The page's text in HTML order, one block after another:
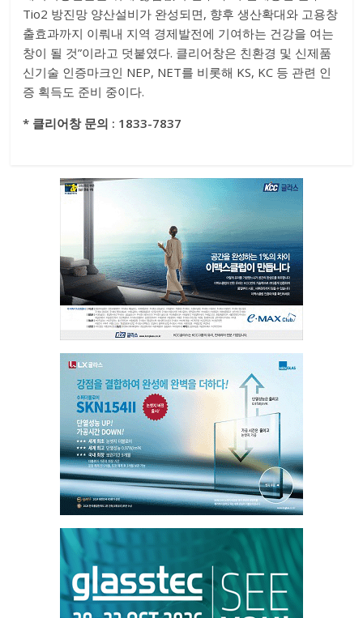
Tio2 방진망 양산설비가 완성되면, 향후 생산확대와 고용창
출효과까지 이뤄내 지역 경제발전에 기여하는 건강을 여는
창이 될 것”이라고 덧붙였다. 클리어창은 친환경 및 신제품
신기술 인증마크인 NEP, NET를 비롯해 KS, KC 등 관련 인
증 획득도 준비 중이다.
* 클리어창 문의 : 1833-7837